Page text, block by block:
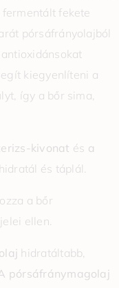
fekete
pórsáfrányolajból
kiegyenlíteni a
így a bőr sima,
kivonat és a
és táplál.
a bőr
ellen.
hidratáltabb,
pórsáfránymagolaj